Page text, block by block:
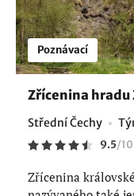
Poznávací
Zřícenina hradu
Střední Čechy
9.5/10
Zřícenina